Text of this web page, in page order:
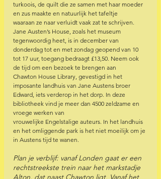
turkoois, de quilt die ze samen met haar moeder
en zus maakte en natuurlijk het tafeltje
waaraan ze naar verluidt vaak zat te schrijven.
Jane Austen’s House, zoals het museum
tegenwoordig heet, is in december van
donderdag tot en met zondag geopend van 10
tot 17 uur, toegang bedraagt £13,50. Neem ook
de tijd om een bezoek te brengen aan
Chawton House Library, gevestigd in het
imposante landhuis van Jane Austens broer
Edward, iets verderop in het dorp. In deze
bibliotheek vind je meer dan 4500 zeldzame en
vroege werken van
vrouwelijke Engelstalige auteurs. In het landhuis
en het omliggende park is het niet moeilijk om je
in Austens tijd te wanen.
Plan je verblijf: vanaf Londen gaat er een
rechtstreekste trein naar het markstadje
Alton, dat naast Chawton ligt. Vanaf het